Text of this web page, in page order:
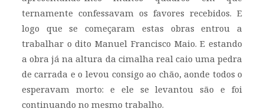
ternamente confessavam os favores recebidos. E
logo que se começaram estas obras entrou a
trabalhar o dito Manuel Francisco Maio. E estando
a obra já na altura da cimalha real caio uma pedra
de carrada e o levou consigo ao chão, aonde todos o
esperavam morto: e ele se levantou são e foi
continuando no mesmo trabalho.